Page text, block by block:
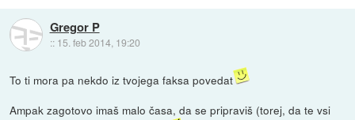
Gregor P
:: 15. feb 2014, 19:20
To ti mora pa nekdo iz tvojega faksa povedat
Ampak zagotovo imaš malo časa, da se pripraviš (torej, da te vsi